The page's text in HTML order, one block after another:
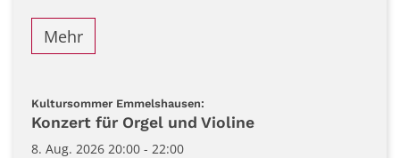
Mehr
Kultursommer Emmelshausen:
Konzert für Orgel und Violine
8. Aug. 2026 20:00 - 22:00